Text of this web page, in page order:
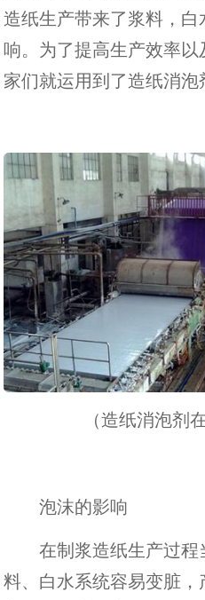
造纸生产带来了浆料，
响。为了提高生产效率
家们就运用到了造纸消泡
（造纸消泡剂
泡沫的影响
在制浆造纸生产过程
料、白水系统容易变脏